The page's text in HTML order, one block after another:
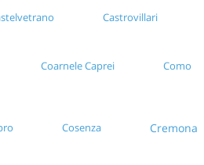
Castrovillari
Coarnele Caprei Como
Cosenza Cremona